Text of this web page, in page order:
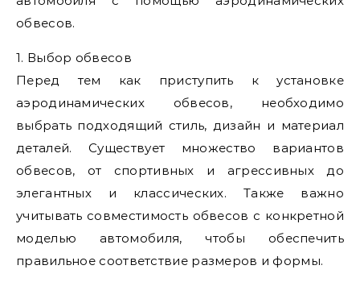
обвесов.
1. Выбор обвесов
Перед тем как приступить к установке
аэродинамических обвесов, необходимо
выбрать подходящий стиль, дизайн и материал
деталей. Существует множество вариантов
обвесов, от спортивных и агрессивных до
элегантных и классических. Также важно
учитывать совместимость обвесов с конкретной
моделью автомобиля, чтобы обеспечить
правильное соответствие размеров и формы.